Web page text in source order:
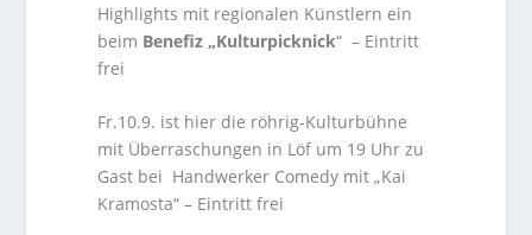
Highlights mit regionalen Künstlern ein
beim Benefiz „Kulturpicknick“ – Eintritt
frei
Fr.10.9. ist hier die röhrig-Kulturbühne
mit Überraschungen in Löf um 19 Uhr zu
Gast bei Handwerker Comedy mit „Kai
Kramosta“ – Eintritt frei